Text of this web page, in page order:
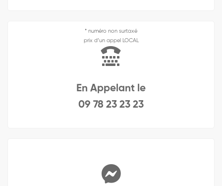
* numéro non surtaxé
prix d’un appel LOCAL
En Appelant le
09 78 23 23 23